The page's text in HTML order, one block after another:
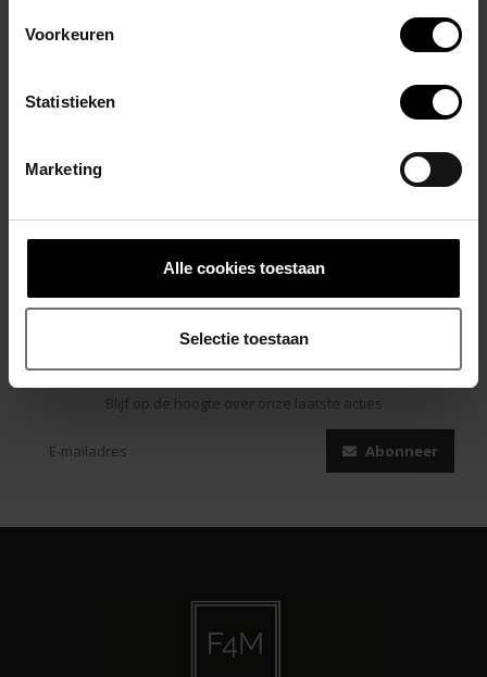
Voorkeuren
Statistieken
Marketing
Alle cookies toestaan
Selectie toestaan
Abonneer je op onze nieuwsbrief
Blijf op de hoogte over onze laatste acties
Abonneer